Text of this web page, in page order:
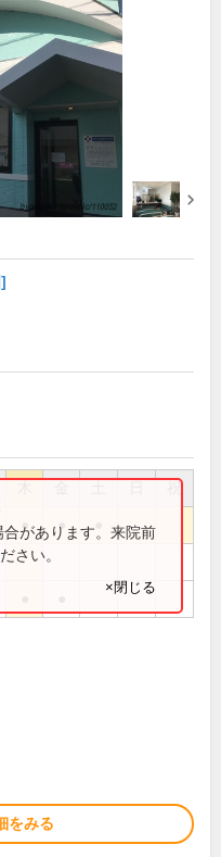
祝
● ●
があります。来院前
さい。
×閉じる
をみる